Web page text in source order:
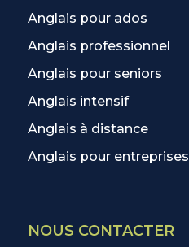
Anglais pour ados
Anglais professionnel
Anglais pour seniors
Anglais intensif
Anglais à distance
Anglais pour entreprises
NOUS CONTACTER